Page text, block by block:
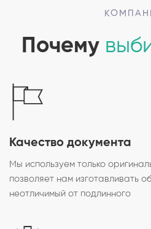
Почему
Качество документа
Мы используем только
позволяет нам изготавливать
неотличимый от подлинного